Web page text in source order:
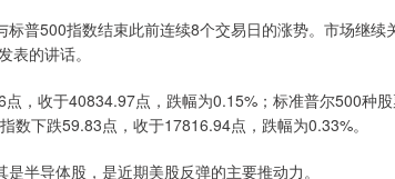
普500指数结束此前连续8个交易日的涨势。市场继续
的讲话。
，收于40834.97点，跌幅为0.15%；标准普尔500种
下跌59.83点，收于17816.94点，跌幅为0.33%。
半导体股，是近期美股反弹的主要推动力。